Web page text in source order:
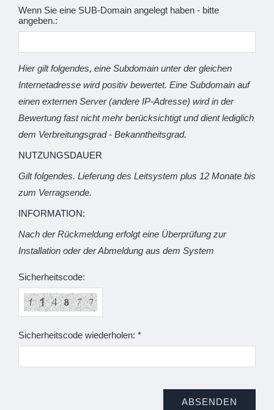
Wenn Sie eine SUB-Domain angelegt haben - bitte
angeben.:
Hier gilt folgendes, eine Subdomain unter der gleichen
Internetadresse wird positiv bewertet. Eine Subdomain auf
einen externen Server (andere IP-Adresse) wird in der
Bewertung fast nicht mehr berücksichtigt und dient lediglich
dem Verbreitungsgrad - Bekanntheitsgrad.
NUTZUNGSDAUER
Gilt folgendes. Lieferung des Leitsystem plus 12 Monate bis
zum Verragsende.
INFORMATION:
Nach der Rückmeldung erfolgt eine Überprüfung zur
Installation oder der Abmeldung aus dem System
Sicherheitscode:
Sicherheitscode wiederholen: *